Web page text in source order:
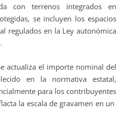
con terrenos integrados en
se incluyen los espacios
regulados en la Ley autonómica
actualiza el importe nominal del
en la normativa estatal,
para los contribuyentes
la escala de gravamen en un